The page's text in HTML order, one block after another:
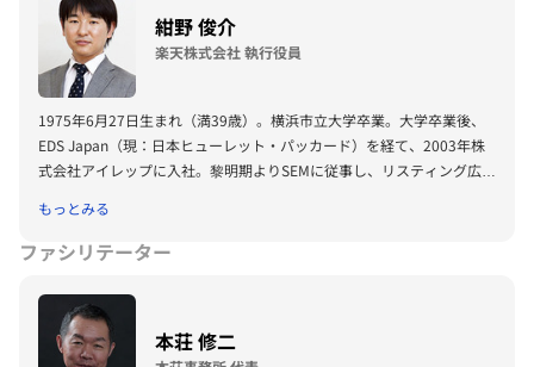
2002年11月 福岡県に薬店「 ドラッグケンコーコム」を開設、医薬品の
取扱開始 2004年06月 東証マザーズ上場 2007年06月 米国に子会社
Kenko.com U.S.A.Inc.を設立 2009年10月 シンガポールに子会社
Kenko. com Singapore Pte. Ltd.を設立 2011年05月 福岡県中央区天
神にケンコーコム株式会社の福岡オフィス新設 2012年06月 楽天株式会
社と資本業務提携 2013年01月 医薬品ネット販売規制裁判において最高
裁で勝訴判決、中止していた第一類と第二類の医薬品販売を再開 その
drug.jp/）理事長、新経済連盟（http://jane.or.jp/）幹事を務める。
紺野 俊介
楽天株式会社 執行役員
1975年6月27日生まれ（満39歳）。横浜市立大学卒業。大学卒業後、
EDS Japan（現：日本ヒューレット・パッカード）を経て、2003年株
式会社アイレップに入社。黎明期よりSEMに従事し、リスティング広告
ライアント企業のデジタルマーケティング施策を成功に導く。2006年
に博報堂DYメディアパートナーズグループとの資本業務提携、同11年
場を牽引する等、アイレップを運用型広告でトップクラスの企業へと導
く。2009年1月株式会社アイレップ代表取締役社長へ就任し、現在は、
代表としてアイレップグループ全体のデジタルマーケティング事業を率
もっとみる
ファシリテーター
本荘 修二